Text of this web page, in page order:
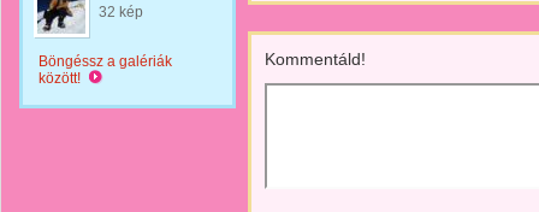
32 kép
Böngéssz a galériák
között!
Kommentáld!